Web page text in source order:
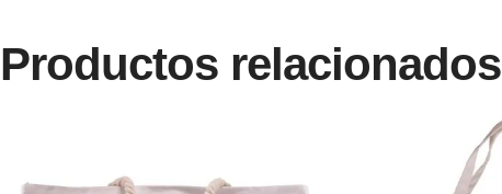
Productos relacionados